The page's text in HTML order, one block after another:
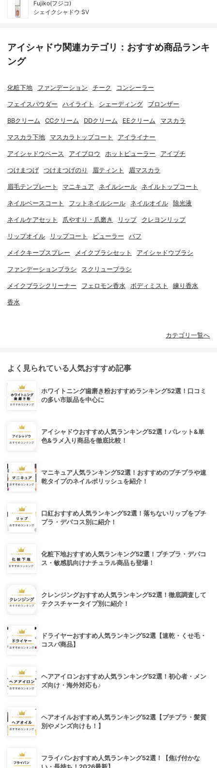
Fujiko(フジコ)
シェイクシャドウ SV
アイシャドウ関連カテゴリ：おすすめ商品ランキ
ング
化粧下地 ファンデーション チーク コンシーラー
フェイスパウダー ハイライト シェーディング ブロンザー
BBクリーム CCクリーム DDクリーム EEクリーム マスカラ
マスカラ下地 マスカラトップコート アイライナー
アイシャドウベース アイブロウ ホットビューラー アイプチ
つけまつげ つけまつげのり 眉ティント 眉マスカラ
眉毛テンプレート マニキュア ネイルシール ネイルトップコート
ネイルベースコート フットネイルシール ネイルオイル 除光液
ネイルケアセット 爪やすり・爪磨き リップ クレヨンリップ
リップオイル リップコート ビューラー パフ
メイクキープスプレー メイクブラシセット アイシャドウブラシ
ファンデーションブラシ スクリューブラシ
メイクブラシクリーナー フェロモン香水 ボディミスト 練り香水
香水
カテゴリ一覧へ
よく見られている人気おすすめ記事
ホワイトニング歯磨き粉おすすめランキング52選！口コミ
の多い市販品を中心に
アイシャドウおすすめ人気ランキング52選！パレット&単
色&ラメ入り商品を徹底比較！
マニキュア人気ランキング52選！おすすめのプチプラや速
乾タイプのネイルポリッシュを紹介！
口紅おすすめ人気ランキング52選！落ちないリップをプチ
プラ・デパコス別に紹介！
化粧下地おすすめ人気ランキング52選！プチプラ・デパコ
ス・敏感肌向けナチュラル商品も登場！
クレンジングおすすめ人気ランキング52選！徹底調査して
テクスチャータイプ別に紹介！
ドライヤーおすすめ人気ランキング52選【速乾・くせ毛・
コスパ商品】
ヘアアイロンおすすめ人気ランキング52選！初心者・メン
ズ向け・海外対応も♪
ヘアオイルおすすめ人気ランキング52選【プチプラ・髪質
別やメンズ向けも！】
フライパンおすすめ人気ランキング52選！【焦げ付かな